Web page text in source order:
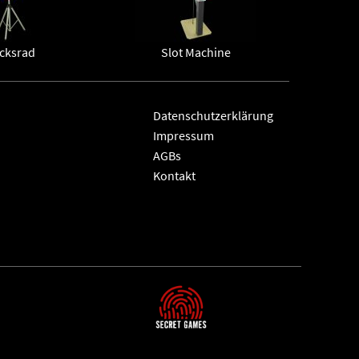
Slot Machine
Datenschutzerklärung
Impressum
AGBs
Kontakt